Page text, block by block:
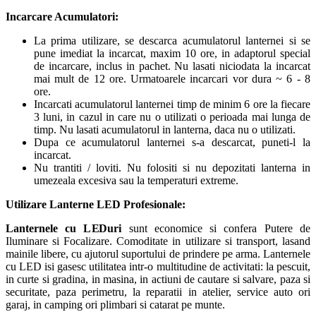
Incarcare Acumulatori:
La prima utilizare, se descarca acumulatorul lanternei si se
pune imediat la incarcat, maxim 10 ore, in adaptorul special
de incarcare, inclus in pachet. Nu lasati niciodata la incarcat
mai mult de 12 ore. Urmatoarele incarcari vor dura ~ 6 - 8
ore.
Incarcati acumulatorul lanternei timp de minim 6 ore la fiecare
3 luni, in cazul in care nu o utilizati o perioada mai lunga de
timp. Nu lasati acumulatorul in lanterna, daca nu o utilizati.
Dupa ce acumulatorul lanternei s-a descarcat, puneti-l la
incarcat.
Nu trantiti / loviti. Nu folositi si nu depozitati lanterna in
umezeala excesiva sau la temperaturi extreme.
Utilizare Lanterne LED Profesionale:
Lanternele cu LEDuri sunt economice si confera Putere de
Iluminare si Focalizare. Comoditate in utilizare si transport, lasand
mainile libere, cu ajutorul suportului de prindere pe arma. Lanternele
cu LED isi gasesc utilitatea intr-o multitudine de activitati: la pescuit,
in curte si gradina, in masina, in actiuni de cautare si salvare, paza si
securitate, paza perimetru, la reparatii in atelier, service auto ori
garaj, in camping ori plimbari si catarat pe munte.